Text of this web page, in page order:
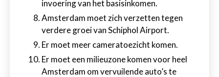
invoering van het basisinkomen.
Amsterdam moet zich verzetten tegen
verdere groei van Schiphol Airport.
Er moet meer cameratoezicht komen.
Er moet een milieuzone komen voor heel
Amsterdam om vervuilende auto’s te